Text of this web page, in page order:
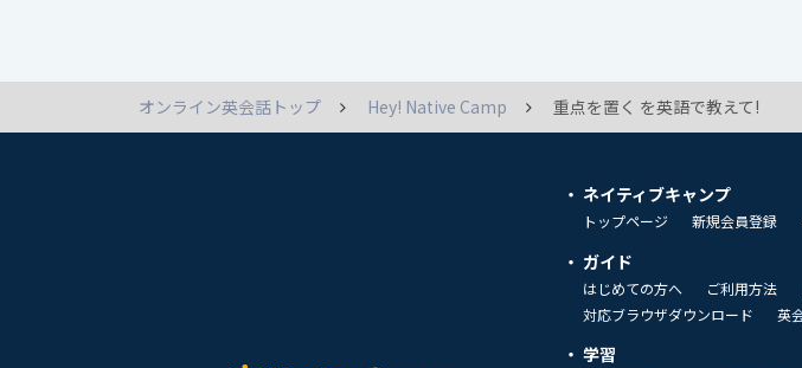
オンライン英会話トップ Hey! Native Camp 重点を置く を英語で教えて!
ネイティブキャンプ
トップページ 新規会員登録
ガイド
はじめての方へ ご利用方法
対応ブラウザダウンロード
英
学習